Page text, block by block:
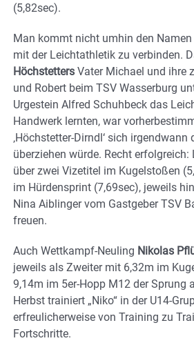
(5,82sec).
Man kommt nicht umhin den Namen
mit der Leichtathletik zu verbinden.
Höchstetters Vater Michael und ihre
und Robert beim TSV Wasserburg
Urgestein Alfred Schuhbeck das
Handwerk lernten, war
‚Höchstetter-Dirndl‘ sich irgendwann
überziehen würde. Recht
über zwei Vizetitel im Kugelstoßen
im Hürdensprint (7,69sec), jeweils
Nina Aiblinger vom Gastgeber TSV
freuen.
Auch Wettkampf-Neuling Nikolas
jeweils als Zweiter mit 6,32m im
9,14m im 5er-Hopp M12 der Sprung
Herbst trainiert „Niko“ in der U14-
erfreulicherweise von Training zu
Fortschritte.